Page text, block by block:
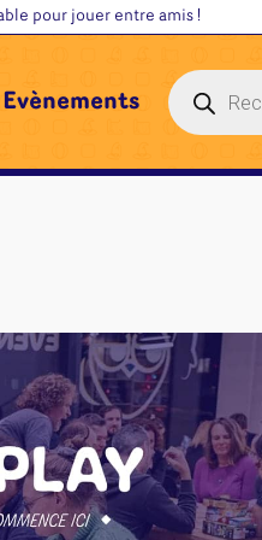
pour jouer entre amis !
Évènements
Recherche
de
produits